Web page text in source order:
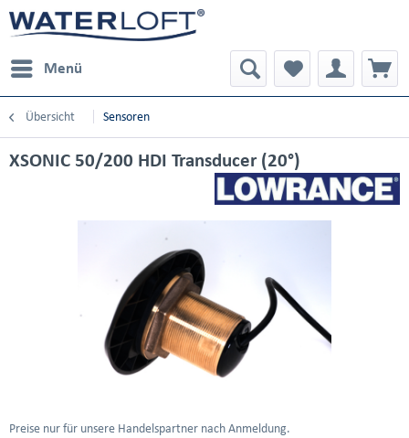
Menü
Übersicht Sensoren
XSONIC 50/200 HDI Transducer (20°)
Preise nur für unsere Handelspartner nach Anmeldung.